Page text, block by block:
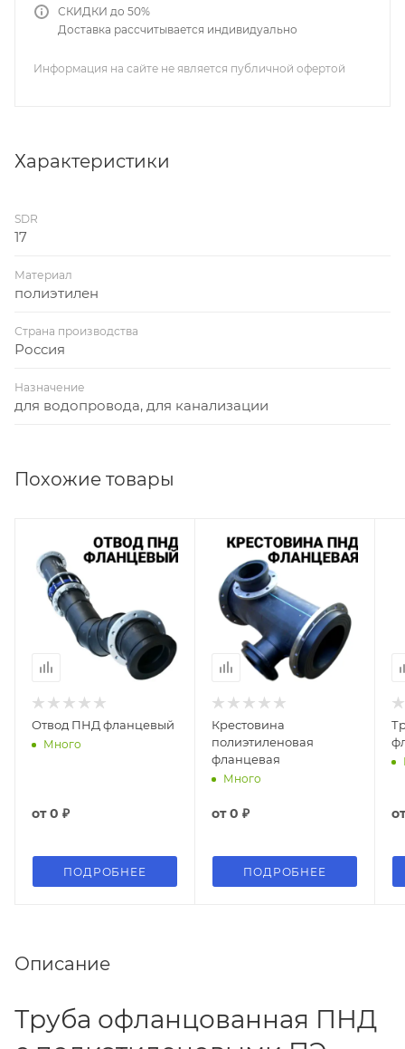
СКИДКИ до 50%
Доставка рассчитывается индивидуально
Информация на сайте не является публичной офертой
Характеристики
SDR
17
Материал
полиэтилен
Страна производства
Россия
Назначение
для водопровода, для канализации
Похожие товары
Отвод ПНД фланцевый
Много
от0 ₽
ПОДРОБНЕЕ
Крестовина
полиэтиленовая
фланцевая
Много
от0 ₽
ПОДРОБНЕЕ
Описание
Труба офланцованная ПНД